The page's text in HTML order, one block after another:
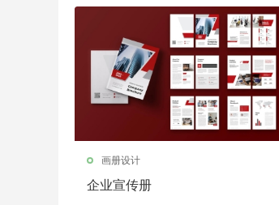
画册设计
企业宣传册